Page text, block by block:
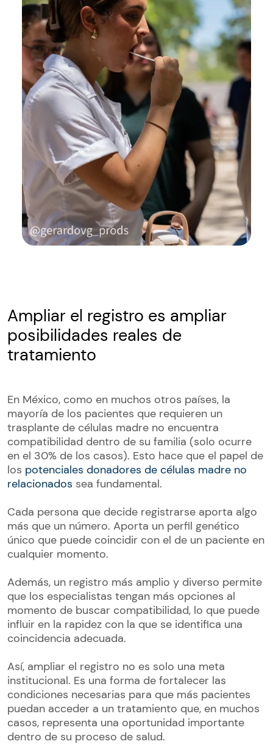
Ampliar el registro es ampliar
posibilidades reales de
tratamiento
En México, como en muchos otros países, la
mayoría de los pacientes que requieren un
trasplante de células madre no encuentra
compatibilidad dentro de su familia (solo ocurre
en el 30% de los casos). Esto hace que el papel de
los potenciales donadores de células madre no
relacionados sea fundamental.
Cada persona que decide registrarse aporta algo
más que un número. Aporta un perfil genético
único que puede coincidir con el de un paciente en
cualquier momento.
Además, un registro más amplio y diverso permite
que los especialistas tengan más opciones al
momento de buscar compatibilidad, lo que puede
influir en la rapidez con la que se identifica una
coincidencia adecuada.
Así, ampliar el registro no es solo una meta
institucional. Es una forma de fortalecer las
condiciones necesarias para que más pacientes
puedan acceder a un tratamiento que, en muchos
casos, representa una oportunidad importante
dentro de su proceso de salud.